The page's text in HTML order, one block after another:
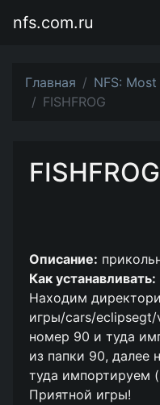
nfs.com.ru
Главная NFS:
FISHFROG
FISHFROG
Описание:
Как устанавливать:
Находим
игры/cars/
номер 90 и туда
из папки 90, далее
туда импортируем
Приятной игры!